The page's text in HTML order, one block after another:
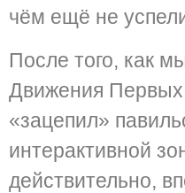
чём ещё не
После того, как
Движения Первых
«зацепил»
интерактивной
действительно,